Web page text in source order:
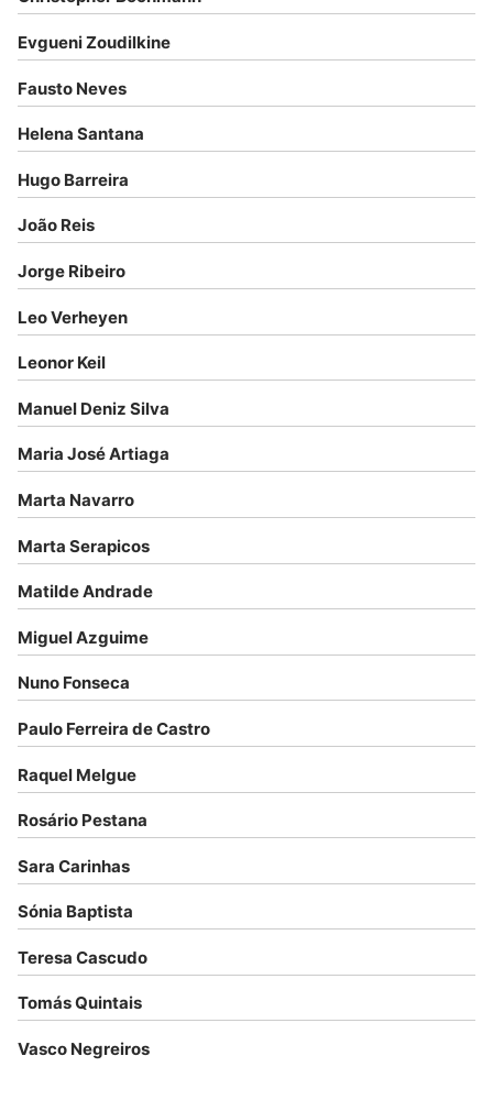
Evgueni Zoudilkine
Fausto Neves
Helena Santana
Hugo Barreira
João Reis
Jorge Ribeiro
Leo Verheyen
Leonor Keil
Manuel Deniz Silva
Maria José Artiaga
Marta Navarro
Marta Serapicos
Matilde Andrade
Miguel Azguime
Nuno Fonseca
Paulo Ferreira de Castro
Raquel Melgue
Rosário Pestana
Sara Carinhas
Sónia Baptista
Teresa Cascudo
Tomás Quintais
Vasco Negreiros